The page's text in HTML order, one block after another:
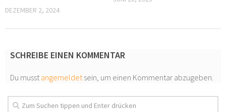
DEZEMBER 2, 2024
SCHREIBE EINEN KOMMENTAR
Du musstangemeldetsein, um einen Kommentar abzugeben.